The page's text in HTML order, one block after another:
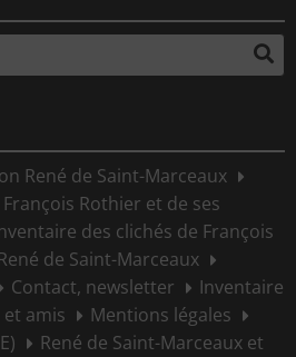
René de Saint-Marceaux
François Rothier et de ses
des clichés de François
de Saint-Marceaux
Contact, newsletter
Inventaire
amis
Mentions légales
René de Saint-Marceaux et